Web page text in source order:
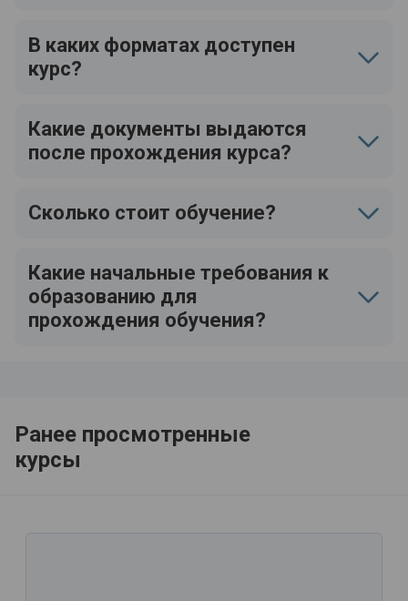
В каких форматах доступен
курс?
Какие документы выдаются
после прохождения курса?
Сколько стоит обучение?
Какие начальные требования к
образованию для
прохождения обучения?
Ранее просмотренные
курсы